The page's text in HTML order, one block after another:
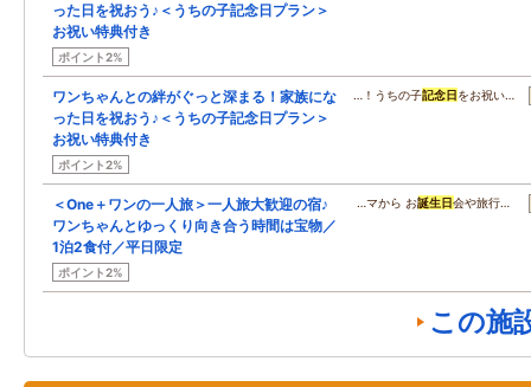
った日を祝おう♪＜うちの子記念日プラン＞
お祝い特典付き
ポイント2%
ワンちゃんとの絆がぐっと深まる！家族にな
った日を祝おう♪＜うちの子記念日プラン＞
お祝い特典付き
ポイント2%
…！うちの子記念日 をお祝い…
＜One＋ワンの一人旅＞一人旅大歓迎の宿♪
ワンちゃんとゆっくり向き合う時間は宝物／
1泊2食付／平日限定
ポイント2%
…マから お誕生日会や旅行…
この施